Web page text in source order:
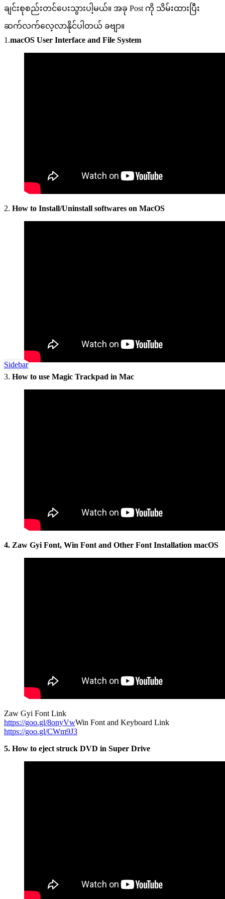
ချင်းစုစည်းတင်ပေးသွားပါ့မယ်။ အခု Post ကို သိမ်းထားပြီး
ဆက်လက်လေ့လာနိုင်ပါတယ် ခဗျာ။
1.macOS User Interface and File System
2. How to Install/Uninstall softwares on MacOS
3. How to use Magic Trackpad in Mac
4. Zaw Gyi Font, Win Font and Other Font Installation macOS
Zaw Gyi Font Link
https://goo.gl/8onyVwWin Font and Keyboard Link
https://goo.gl/CWm9J3
5. How to eject struck DVD in Super Drive
Sidebar